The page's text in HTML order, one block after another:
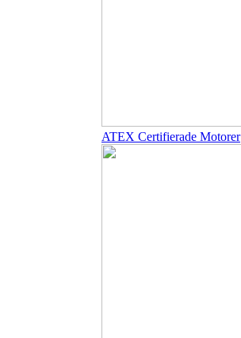
ATEX Certifierade Motorer